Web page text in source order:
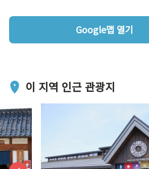
Google맵 열기
이 지역 인근 관광지